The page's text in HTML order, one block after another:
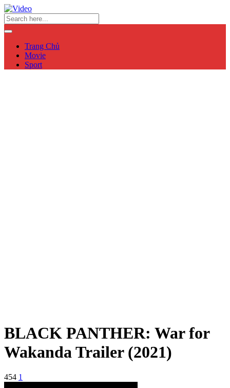
Trang Chủ
Movie
Sport
BLACK PANTHER: War for
Wakanda Trailer (2021)
454 1